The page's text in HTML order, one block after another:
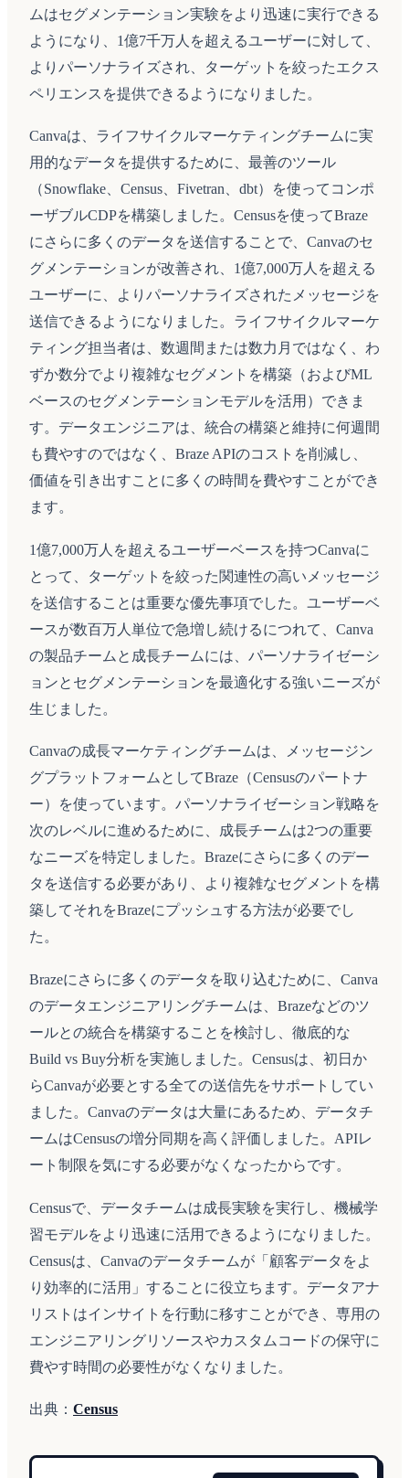
ムはセグメンテーション実験をより迅速に実行できる
ようになり、1億7千万人を超えるユーザーに対して、
よりパーソナライズされ、ターゲットを絞ったエクス
ペリエンスを提供できるようになりました。
Canvaは、ライフサイクルマーケティングチームに実
用的なデータを提供するために、最善のツール
（Snowflake、Census、Fivetran、dbt）を使ってコンポ
ーザブルCDPを構築しました。Censusを使ってBraze
にさらに多くのデータを送信することで、Canvaのセ
グメンテーションが改善され、1億7,000万人を超える
ユーザーに、よりパーソナライズされたメッセージを
送信できるようになりました。ライフサイクルマーケ
ティング担当者は、数週間または数力月ではなく、わ
ずか数分でより複雑なセグメントを構築（およびML
ベースのセグメンテーションモデルを活用）できま
す。データエンジニアは、統合の構築と維持に何週間
も費やすのではなく、Braze APIのコストを削減し、
価値を引き出すことに多くの時間を費やすことができ
ます。
1億7,000万人を超えるユーザーベースを持つCanvaに
とって、ターゲットを絞った関連性の高いメッセージ
を送信することは重要な優先事項でした。ユーザーベ
ースが数百万人単位で急増し続けるにつれて、Canva
の製品チームと成長チームには、パーソナライゼーシ
ョンとセグメンテーションを最適化する強いニーズが
生じました。
Canvaの成長マーケティングチームは、メッセージン
グプラットフォームとしてBraze（Censusのパートナ
ー）を使っています。パーソナライゼーション戦略を
次のレベルに進めるために、成長チームは2つの重要
なニーズを特定しました。Brazeにさらに多くのデー
タを送信する必要があり、より複雑なセグメントを構
築してそれをBrazeにプッシュする方法が必要でし
た。
Brazeにさらに多くのデータを取り込むために、Canva
のデータエンジニアリングチームは、Brazeなどのツ
ールとの統合を構築することを検討し、徹底的な
Build vs Buy分析を実施しました。Censusは、初日か
らCanvaが必要とする全ての送信先をサポートしてい
ました。Canvaのデータは大量にあるため、データチ
ームはCensusの増分同期を高く評価しました。APIレ
ート制限を気にする必要がなくなったからです。
Censusで、データチームは成長実験を実行し、機械学
習モデルをより迅速に活用できるようになりました。
Censusは、Canvaのデータチームが「顧客データをよ
り効率的に活用」することに役立ちます。データアナ
リストはインサイトを行動に移すことができ、専用の
エンジニアリングリソースやカスタムコードの保守に
費やす時間の必要性がなくなりました。
出典： Census